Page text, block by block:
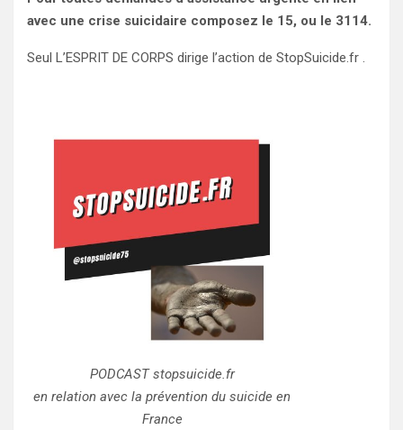
avec une crise suicidaire composez le 15, ou le 3114.
Seul L’ESPRIT DE CORPS dirige l’action de StopSuicide.fr .
PODCAST stopsuicide.fr
en relation avec la prévention du suicide en
France